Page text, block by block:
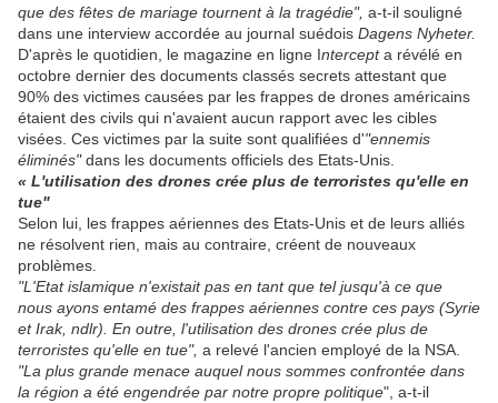
que des fêtes de mariage tournent à la tragédie", a-t-il souligné
dans une interview accordée au journal suédois Dagens Nyheter.
D'après le quotidien, le magazine en ligne Intercepta révélé en
octobre dernier des documents classés secrets attestant que
90% des victimes causées par les frappes de drones américains
étaient des civils qui n'avaient aucun rapport avec les cibles
visées. Ces victimes par la suite sont qualifiées d'"ennemis
éliminés"dans les documents officiels des Etats-Unis.
« L'utilisation des drones crée plus de terroristes qu'elle en
tue"
Selon lui, les frappes aériennes des Etats-Unis et de leurs alliés
ne résolvent rien, mais au contraire, créent de nouveaux
problèmes.
"L'Etat islamique n'existait pas en tant que tel jusqu'à ce que
nous ayons entamé des frappes aériennes contre ces pays (Syrie
et Irak, ndlr). En outre, l'utilisation des drones crée plus de
terroristes qu'elle en tue", a relevé l'ancien employé de la NSA.
"La plus grande menace auquel nous sommes confrontée dans
la région a été engendrée par notre propre politique", a-t-il